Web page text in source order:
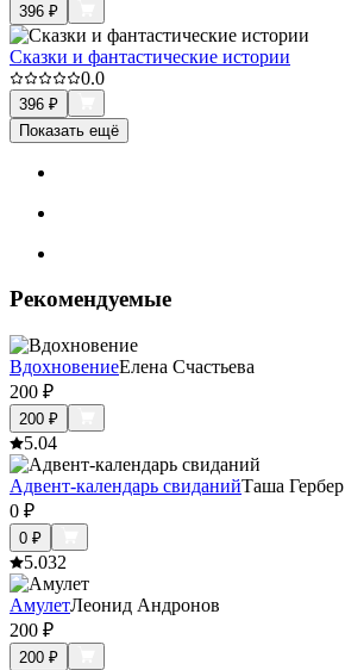
396 ₽
Сказки и фантастические истории
0.0
396 ₽
Показать ещё
Рекомендуемые
ВдохновениеЕлена Счастьева
200 ₽
200 ₽
5.04
Адвент-календарь свиданийТаша Гербер
0 ₽
0 ₽
5.032
АмулетЛеонид Андронов
200 ₽
200 ₽